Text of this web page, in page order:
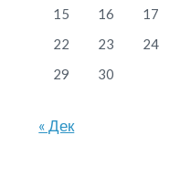
15
16 17
22
23 24
29
30
« Дек